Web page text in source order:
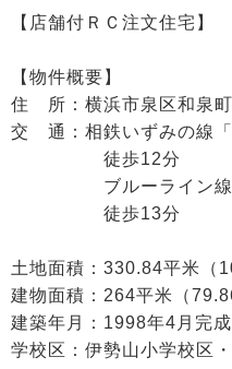
【店舗付ＲＣ注文住宅】
【物件概要】
住 所：横浜市泉区和泉町
交 通：相鉄いずみの線
徒歩12分
ブルーライン線「
徒歩13分
土地面積：330.84平米（
建物面積：264平米（
建築年月：1998年4月完成
学校区：伊勢山小学校区